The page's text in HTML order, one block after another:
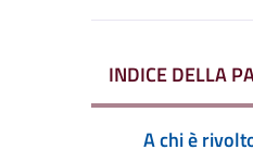
INDICE DELLA
A chi è